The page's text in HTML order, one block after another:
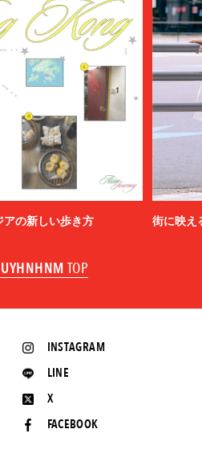
アの新しい歩き方 街に映え
TOP
INSTAGRAM
LINE
X
FACEBOOK